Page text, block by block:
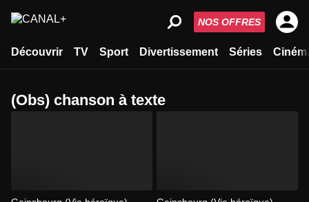
Découvrir TV Sport Divertissement Séries
NOS OFFRES
(Obs) chanson à texte